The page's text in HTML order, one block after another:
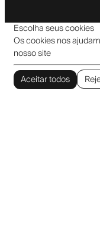
Escolha seus cookies
Os cookies nos
nosso site
Aceitar todos